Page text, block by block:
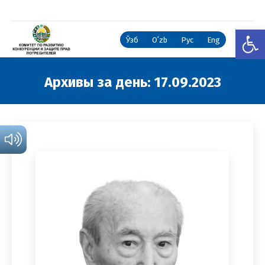
Ўзб Oʻzb Рус Eng
Архивы за день: 17.09.2023